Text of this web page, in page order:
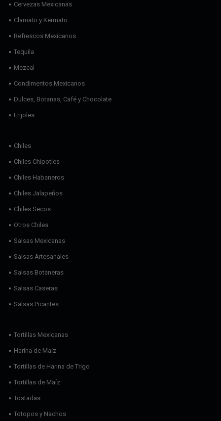
Cervezas Mexicanas
Clamato y Kermato
Refrescos Mexicanos
Tequila
Mezcal
Condimentos Mexicanos
Dulces, Botanas, Café y Chocolate
Frijoles
Chiles
Chiles Chipotles
Chiles Habaneros
Chiles Jalapeños
Chiles Secos
Otros Chiles
Salsas Mexicanas
Salsas Artesanales
Salsas Botaneras
Salsas Caseras
Salsas Picantes
Tortillas Mexicanas
Harina de Maíz
Tortillas de Harina de Trigo
Tortillas de Maíz
Tostadas
Totopos y Nachos